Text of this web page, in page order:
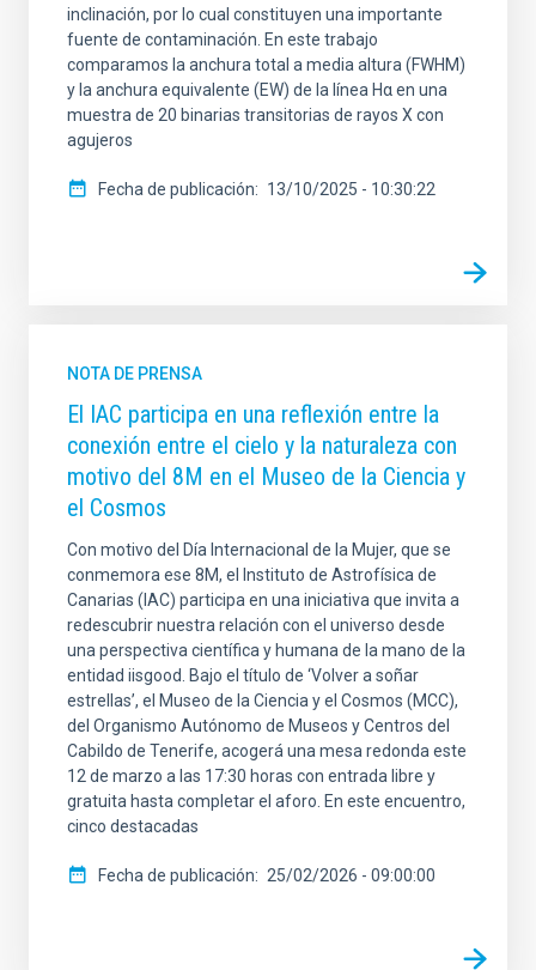
inclinación, por lo cual constituyen una importante
fuente de contaminación. En este trabajo
comparamos la anchura total a media altura (FWHM)
y la anchura equivalente (EW) de la línea Hα en una
muestra de 20 binarias transitorias de rayos X con
agujeros
Fecha de publicación 13/10/2025 - 10:30:22
NOTA DE PRENSA
El IAC participa en una reflexión entre la
conexión entre el cielo y la naturaleza con
motivo del 8M en el Museo de la Ciencia y
el Cosmos
Con motivo del Día Internacional de la Mujer, que se
conmemora ese 8M, el Instituto de Astrofísica de
Canarias (IAC) participa en una iniciativa que invita a
redescubrir nuestra relación con el universo desde
una perspectiva científica y humana de la mano de la
entidad iisgood. Bajo el título de ‘Volver a soñar
estrellas’, el Museo de la Ciencia y el Cosmos (MCC),
del Organismo Autónomo de Museos y Centros del
Cabildo de Tenerife, acogerá una mesa redonda este
12 de marzo a las 17:30 horas con entrada libre y
gratuita hasta completar el aforo. En este encuentro,
cinco destacadas
Fecha de publicación 25/02/2026 - 09:00:00